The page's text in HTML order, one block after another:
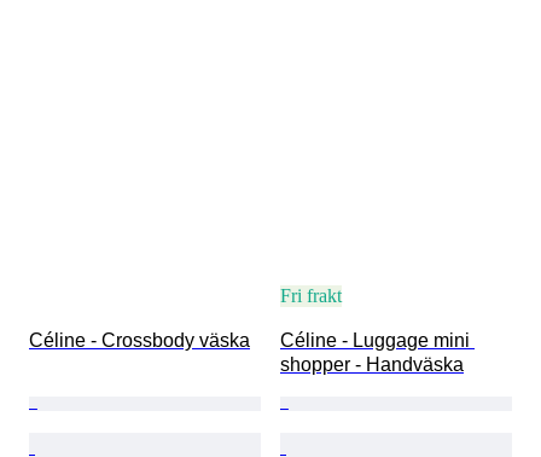
Céline - Crossbody väska
Fri frakt
Céline - Luggage mini
shopper - Handväska